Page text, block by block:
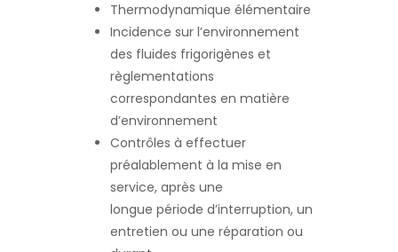
Thermodynamique élémentaire
Incidence sur l’environnement
des fluides frigorigènes et
règlementations
correspondantes en matière
d’environnement
Contrôles à effectuer
préalablement à la mise en
service, après une
longue période d’interruption, un
entretien ou une réparation ou